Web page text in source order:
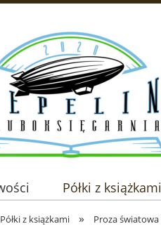
Półki z książkami
Półki z książkami » Proza światowa